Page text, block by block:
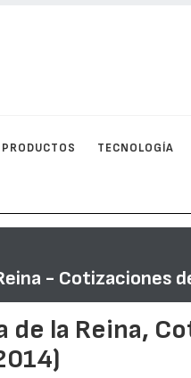
PRODUCTOS TECNOLOGÍA
- Cotizaciones
de la Reina,